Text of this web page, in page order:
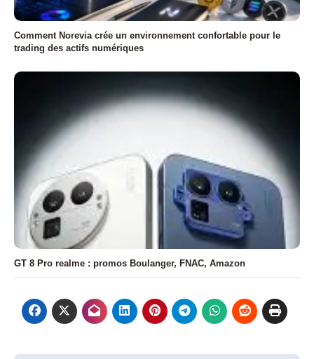
Comment Norevia crée un environnement confortable pour le
trading des actifs numériques
GT 8 Pro realme : promos Boulanger, FNAC, Amazon